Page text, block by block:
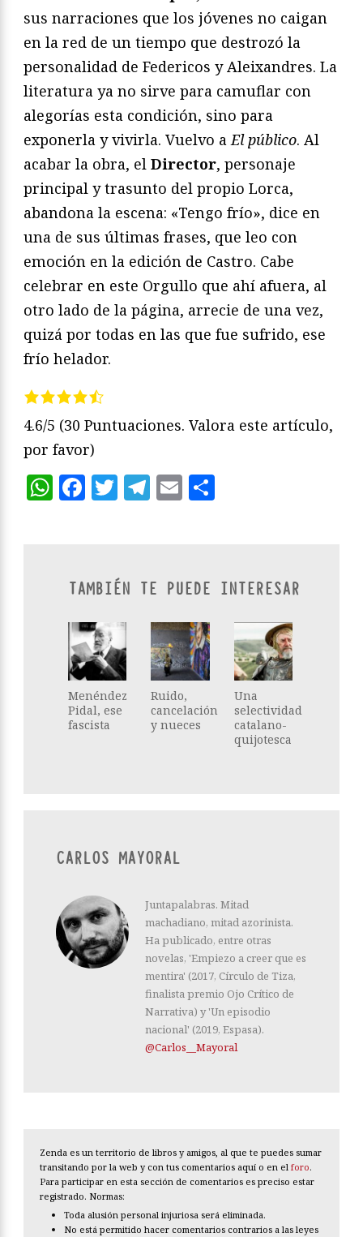
sus narraciones que los jóvenes no caigan
en la red de un tiempo que destrozó la
personalidad de Federicos y Aleixandres. La
literatura ya no sirve para camuflar con
alegorías esta condición, sino para
exponerla y vivirla. Vuelvo a El público. Al
acabar la obra, el Director, personaje
principal y trasunto del propio Lorca,
abandona la escena: «Tengo frío», dice en
una de sus últimas frases, que leo con
emoción en la edición de Castro. Cabe
celebrar en este Orgullo que ahí afuera, al
otro lado de la página, arrecie de una vez,
quizá por todas en las que fue sufrido, ese
frío helador.
4.6/5 (30 Puntuaciones. Valora este artículo,
por favor)
WhatsApp
Facebook
Twitter
Telegram
Email
TAMBIÉN TE PUEDE INTERESAR
Menéndez
Pidal, ese
fascista
Ruido,
cancelación
y nueces
Una
selectividad
catalano-
quijotesca
CARLOS MAYORAL
Juntapalabras. Mitad
machadiano, mitad azorinista.
Ha publicado, entre otras
novelas, 'Empiezo a creer que es
mentira' (2017, Círculo de Tiza,
finalista premio Ojo Crítico de
Narrativa) y 'Un episodio
nacional' (2019, Espasa).
@Carlos__Mayoral
Zenda es un territorio de libros y amigos, al que te puedes sumar
transitando por la web y con tus comentarios aquí o en el foro.
Para participar en esta sección de comentarios es preciso estar
registrado. Normas:
Toda alusión personal injuriosa será eliminada.
No está permitido hacer comentarios contrarios a las leyes